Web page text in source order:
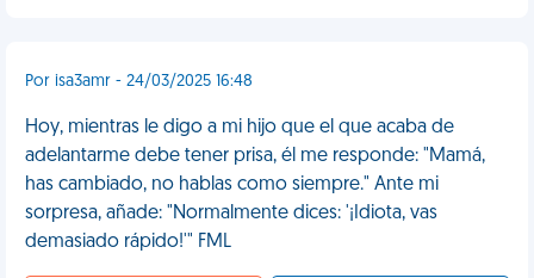
Por isa3amr - 24/03/2025 16:48
Hoy, mientras le digo a mi hijo que el que acaba de
adelantarme debe tener prisa, él me responde: "Mamá,
has cambiado, no hablas como siempre." Ante mi
sorpresa, añade: "Normalmente dices: '¡Idiota, vas
demasiado rápido!'" FML